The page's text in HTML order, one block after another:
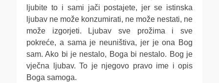
ljubite to i sami jači postajete, jer se istinska
ljubav ne može konzumirati, ne može nestati, ne
može izgorjeti. Ljubav sve prožima i sve
pokreće, a sama je neuništiva, jer je ona Bog
sam. Ako bi je nestalo, Boga bi nestalo. Bog je
vječna ljubav. To je njegovo pravo ime i opis
Boga samoga.